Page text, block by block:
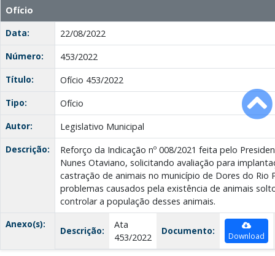
Ofício
Data:
22/08/2022
Número:
453/2022
Título:
Ofício 453/2022
Tipo:
Ofício
Autor:
Legislativo Municipal
Descrição:
Reforço da Indicação nº 008/2021 feita pelo
Nunes Otaviano, solicitando avaliação para
castração de animais no município de Dores do Rio
problemas causados pela existência de animais
controlar a população desses animais.
Anexo(s):
Descrição:
Ata
453/2022
Documento: Download